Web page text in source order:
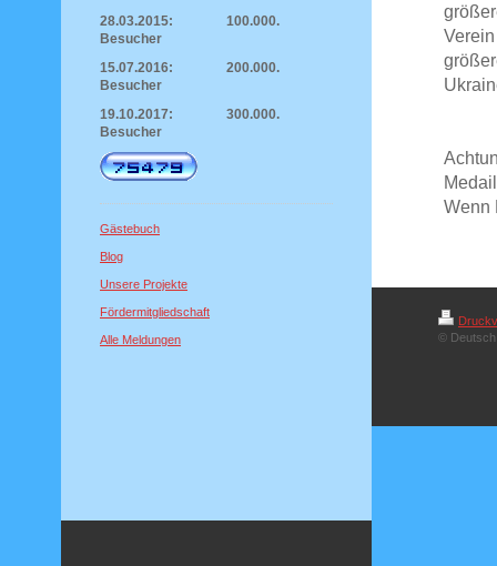
28.03.2015: 100.000.
Besucher
15.07.2016: 200.000.
Besucher
19.10.2017: 300.000.
Besucher
Gästebuch
Blog
Unsere Projekte
Fördermitgliedschaft
Alle Meldungen
Verein
Wenn
© Deutsch